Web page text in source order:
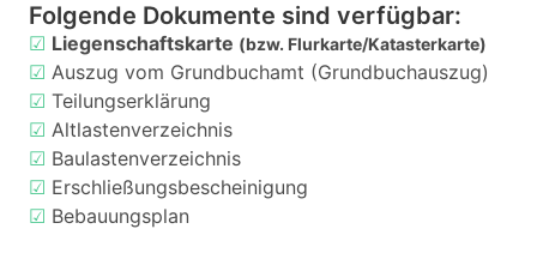
Folgende Dokumente sind verfügbar:
☑ Liegenschaftskarte (bzw. Flurkarte/Katasterkarte)
☑ Auszug vom Grundbuchamt (Grundbuchauszug)
☑ Teilungserklärung
☑ Altlastenverzeichnis
☑ Baulastenverzeichnis
☑ Erschließungsbescheinigung
☑ Bebauungsplan